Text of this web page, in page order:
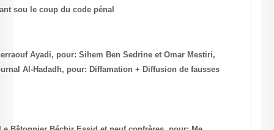
individuelle + Injures + Menaces tombant sou le coup du code pénal
-Tunis, le 28/5/2002, N° 156/P5, Me Abderraouf Ayadi, pour: Sihem
contre: Abdelaziz Jridi, Directeur du journal Al-Hadadh, pour: